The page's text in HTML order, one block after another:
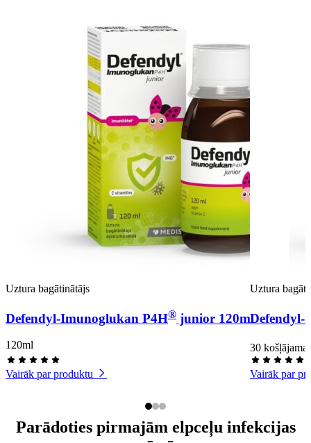
Uztura bagātinātājs
Defendyl-Imunoglukan P4H® junior 120ml
120ml
Vairāk par produktu
Uztura
Defendyl-
30
Vairāk par
Parādoties pirmajām elpceļu infekcijas